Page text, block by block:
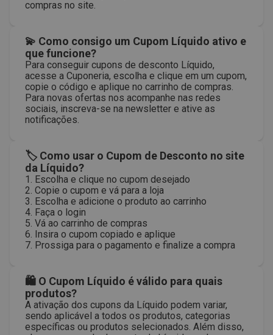
compras no site.
💫 Como consigo um Cupom Líquido ativo e
que funcione?
Para conseguir cupons de desconto Líquido,
acesse a Cuponeria, escolha e clique em um cupom,
copie o código e aplique no carrinho de compras.
Para novas ofertas nos acompanhe nas redes
sociais, inscreva-se na newsletter e ative as
notificações.
🏷 Como usar o Cupom de Desconto no site
da Líquido?
1. Escolha e clique no cupom desejado
2. Copie o cupom e vá para a loja
3. Escolha e adicione o produto ao carrinho
4. Faça o login
5. Vá ao carrinho de compras
6. Insira o cupom copiado e aplique
7. Prossiga para o pagamento e finalize a compra
🛍 O Cupom Líquido é válido para quais
produtos?
A ativação dos cupons da Líquido podem variar,
sendo aplicável a todos os produtos, categorias
específicas ou produtos selecionados. Além disso,